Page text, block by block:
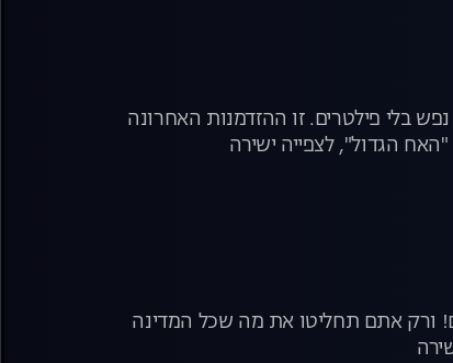
בלי פילטרים. זו ההזדמנות האחרונה
הגדול", לצפייה ישירה
ורק אתם תחליטו את מה שכל המדינה